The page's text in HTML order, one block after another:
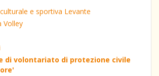
e sportiva Levante
Volley
di volontariato di protezione civile